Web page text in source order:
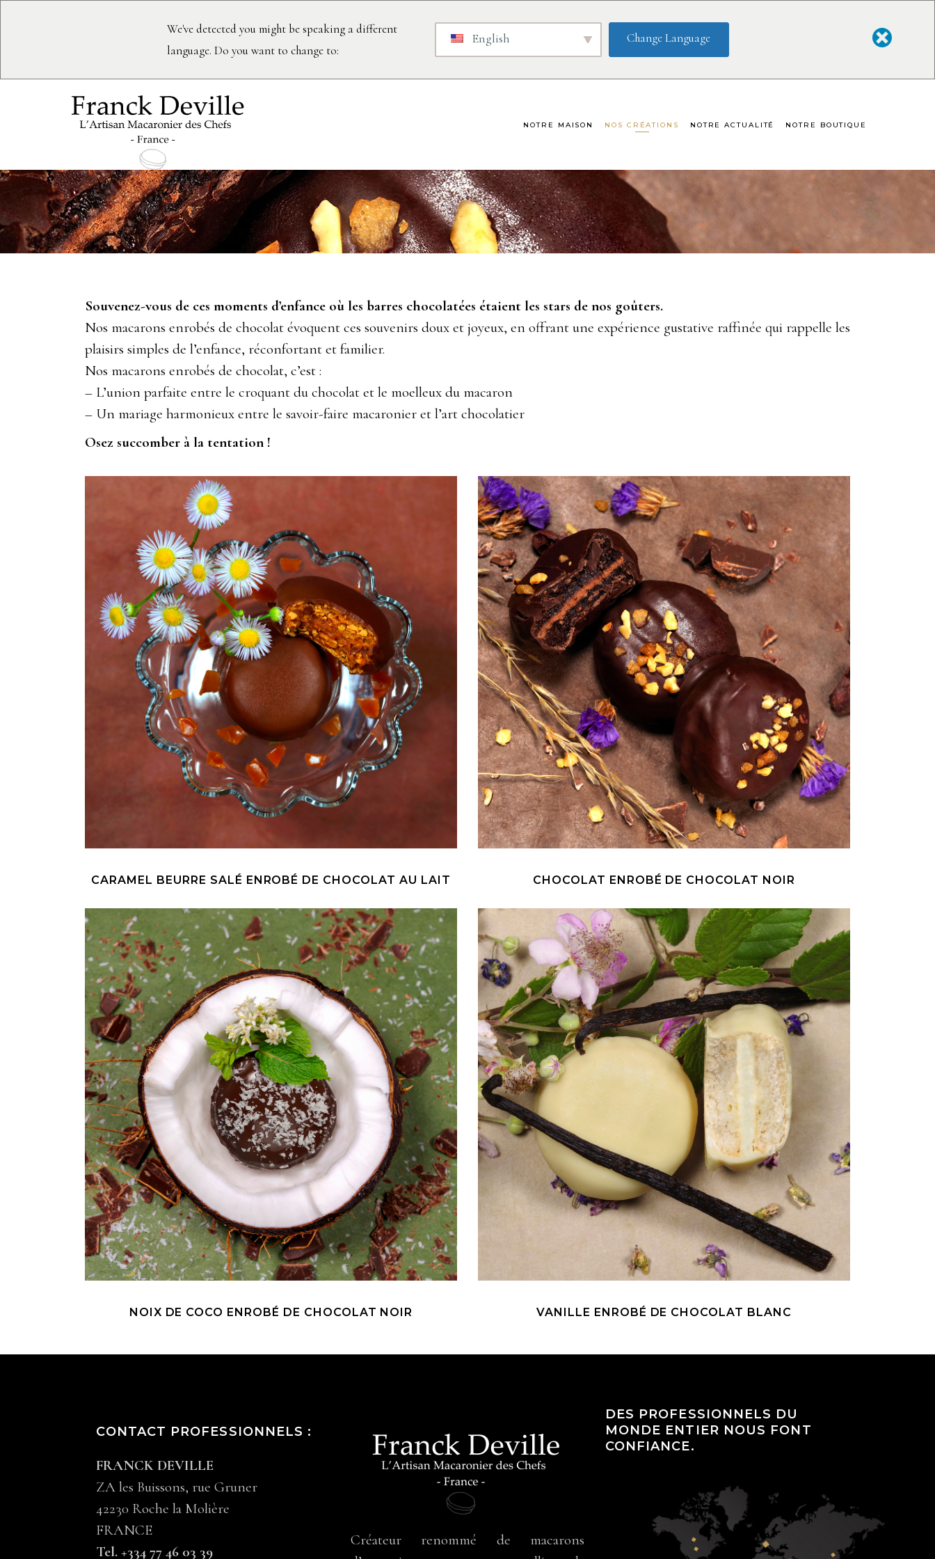
We've detected you might be speaking a different
language. Do you want to change to:
English Change Language
NOTRE MAISON NOS CRÉATIONS NOTRE ACTUALITÉ NOTRE BOUTIQUE
Macarons Enrobés Chocolat
Souvenez-vous de ces moments d’enfance où les barres chocolatées étaient les stars de nos goûters.
Nos macarons enrobés de chocolat évoquent ces souvenirs doux et joyeux, en offrant une expérience gustative raffinée qui rappelle les
plaisirs simples de l’enfance, réconfortant et familier.
Nos macarons enrobés de chocolat, c’est :
– L’union parfaite entre le croquant du chocolat et le moelleux du macaron
– Un mariage harmonieux entre le savoir-faire macaronier et l’art chocolatier
Osez succomber à la tentation !
CARAMEL BEURRE SALÉ ENROBÉ DE CHOCOLAT AU LAIT CHOCOLAT ENROBÉ DE CHOCOLAT NOIR
NOIX DE COCO ENROBÉ DE CHOCOLAT NOIR VANILLE ENROBÉ DE CHOCOLAT BLANC
CONTACT PROFESSIONNELS :
FRANCK DEVILLE
ZA les Buissons, rue Gruner
42230 Roche la Molière
FRANCE
Tel. +334 77 46 03 39
Créateur renommé de macarons
DES PROFESSIONNELS DU
MONDE ENTIER NOUS FONT
CONFIANCE.